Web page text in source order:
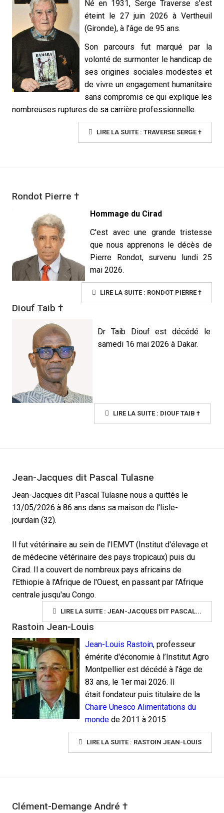
Né en 1931, Serge Traverse s’est
éteint le 27 juin 2026 à Vertheuil
(Gironde), à l’âge de 95 ans.
Son parcours fut marqué par la
volonté de surmonter le handicap de
ses origines sociales modestes et
de vivre un engagement humanitaire
sans compromis ce qui explique les
nombreuses ruptures de sa carrière professionnelle.
LIRE LA SUITE : TRAVERSE SERGE †
Rondot Pierre †
Hommage du Cirad
C'est avec une grande tristesse
que nous apprenons le décès de
Pierre Rondot, survenu lundi 25
mai 2026.
LIRE LA SUITE : RONDOT PIERRE †
Diouf Taib †
Dr Taib Diouf est décédé le
samedi 16 mai 2026 à Dakar.
LIRE LA SUITE : DIOUF TAIB †
Jean-Jacques dit Pascal Tulasne
Jean-Jacques dit Pascal Tulasne nous a quittés le
13/05/2026 à 86 ans dans sa maison de l'lisle-
jourdain (32).
Il fut vétérinaire au sein de l'IEMVT (Institut d'élevage et
de médecine vétérinaire des pays tropicaux) puis du
Cirad. Il a couvert de nombreux pays africains de
l'Ethiopie à l'Afrique de l'Ouest, en passant par l'Afrique
centrale jusqu'au Congo.
LIRE LA SUITE : JEAN-JACQUES DIT PASCAL...
Rastoin Jean-Louis
Jean-Louis Rastoin, professeur
émérite d'économie à l’Institut Agro
Montpellier est décédé à l'âge de
83 ans, le 1er mai 2026. Il
était fondateur puis titulaire de la
Chaire Unesco Alimentations du
monde de 2011 à 2015.
LIRE LA SUITE : RASTOIN JEAN-LOUIS
Clément-Demange André †